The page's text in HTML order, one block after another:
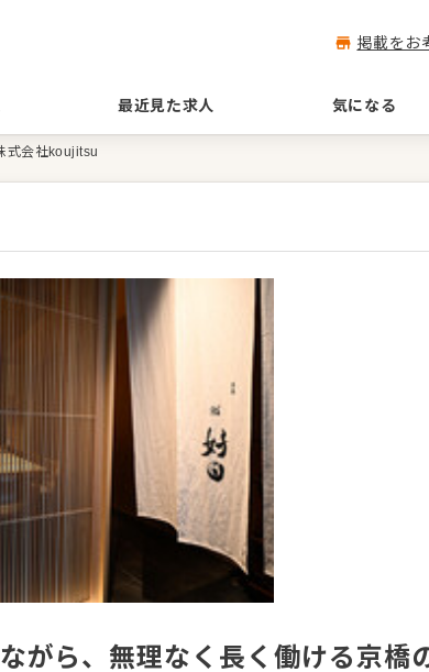
掲載をお
最近見た求人 気になる
式会社koujitsu
がら、無理なく長く働ける京橋